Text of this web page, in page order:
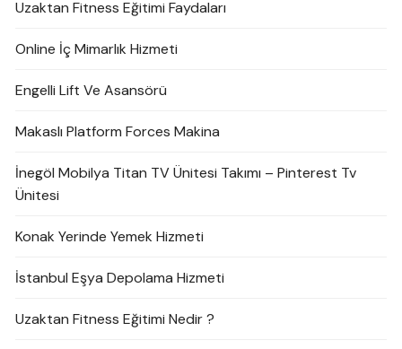
Uzaktan Fitness Eğitimi Faydaları
Online İç Mimarlık Hizmeti
Engelli Lift Ve Asansörü
Makaslı Platform Forces Makina
İnegöl Mobilya Titan TV Ünitesi Takımı – Pinterest Tv
Ünitesi
Konak Yerinde Yemek Hizmeti
İstanbul Eşya Depolama Hizmeti
Uzaktan Fitness Eğitimi Nedir ?